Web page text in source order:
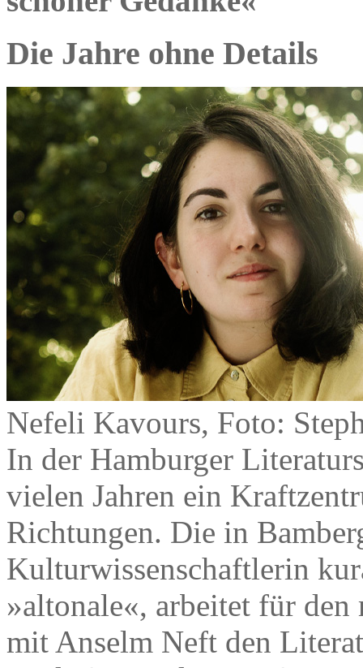
Die Jahre ohne Details
Nefeli Kavours, Foto:
In der Hamburger
vielen Jahren ein
Richtungen. Die in
Kulturwissenschaftlerin
»altonale«, arbeitet für
mit Anselm Neft den